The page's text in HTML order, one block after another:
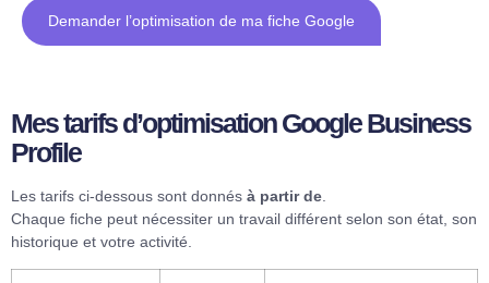
Demander l’optimisation de ma fiche Google
Mes tarifs d’optimisation Google Business
Profile
Les tarifs ci-dessous sont donnés à partir de
Chaque fiche peut nécessiter un travail différent selon son état, son
historique et votre activité.